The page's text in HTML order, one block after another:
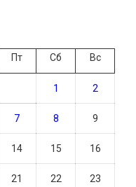
Пт Сб Вс
1 2
7 8 9
14 15 16
21 22 23